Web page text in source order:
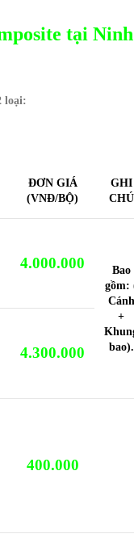
tại Ninh
loại:
ĐƠN GIÁ
(VNĐ/BỘ)
GHI
CHÚ
4.000.000
Bao
gồm:
Cánh
+
bao).
4.300.000
400.000